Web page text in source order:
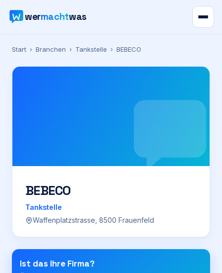
wermachtwas
Verzeichnis
Karte
Preise
Für Firmen
Login
Start › Branchen › Tankstelle › BEBECO
BEBECO
Tankstelle
Waffenplatzstrasse, 8500 Frauenfeld
Ist das Ihre Firma?